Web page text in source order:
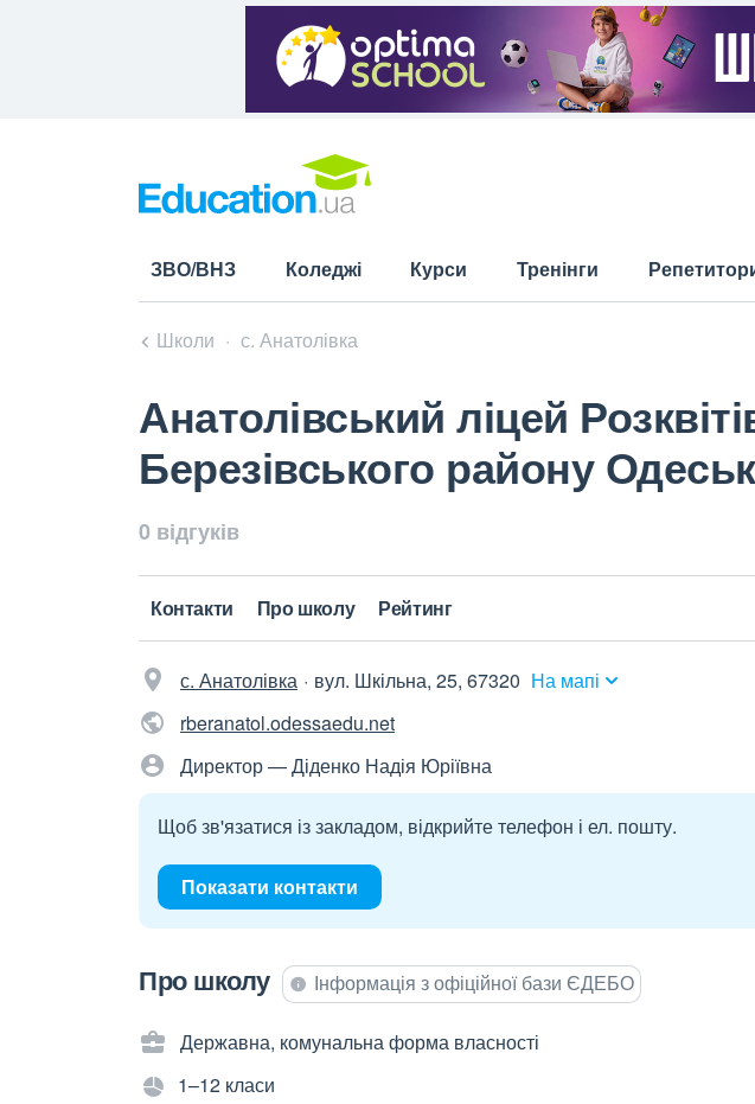
ЗВО/ВНЗ Коледжі Курси Тренінги
Школи с. Анатолівка
Анатолівський ліцей
Березівського району
0 відгуків
Контакти Про школу Рейтинг
с. Анатолівка вул. Шкільна, 25, 67320 На мапі
rberanatol.odessaedu.net
Директор — Діденко Надія Юріївна
Щоб зв'язатися із закладом, відкрийте телефон і ел. пошту.
Показати контакти
Про школу Інформація з офіційної бази ЄДЕБО
Державна, комунальна форма власності
1–12 класи